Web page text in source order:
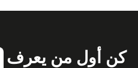
كن أول من يعرف